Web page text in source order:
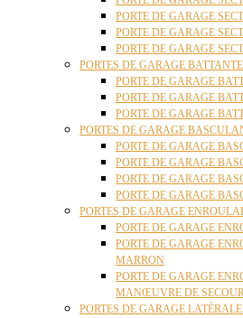
PORTE DE GARAGE
PORTE DE GARAGE
PORTE DE GARAGE
PORTES DE GARAGE
PORTE DE GARAGE
PORTE DE GARAGE
PORTE DE GARAGE
PORTES DE GARAGE
PORTE DE GARAGE
PORTE DE GARAGE
PORTE DE GARAGE
PORTE DE GARAGE
PORTES DE GARAGE
PORTE DE GARAGE
PORTE DE GARAGE
MARRON
PORTE DE GARAGE
MANŒUVRE DE
PORTES DE GARAGE